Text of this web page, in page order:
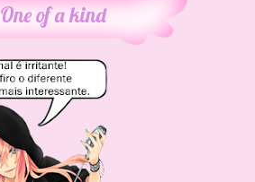
One of a kind